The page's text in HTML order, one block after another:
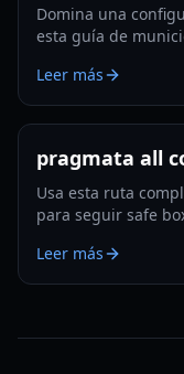
Domina una
esta guía de
supervivencia y
Leer más
pragmata all
Usa esta ruta
para seguir safe
en 2026.
Leer más